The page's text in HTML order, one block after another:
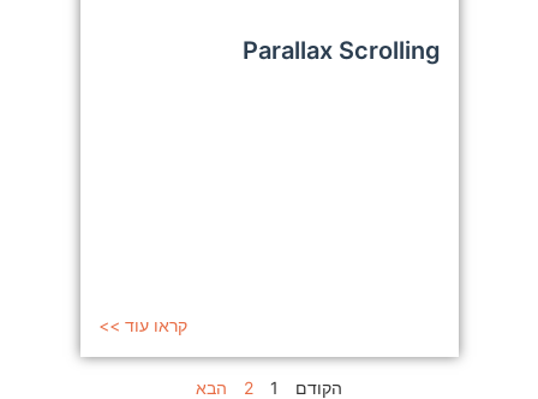
Parallax Scrolling
קראו עוד >>
הקודם 1
2 הבא